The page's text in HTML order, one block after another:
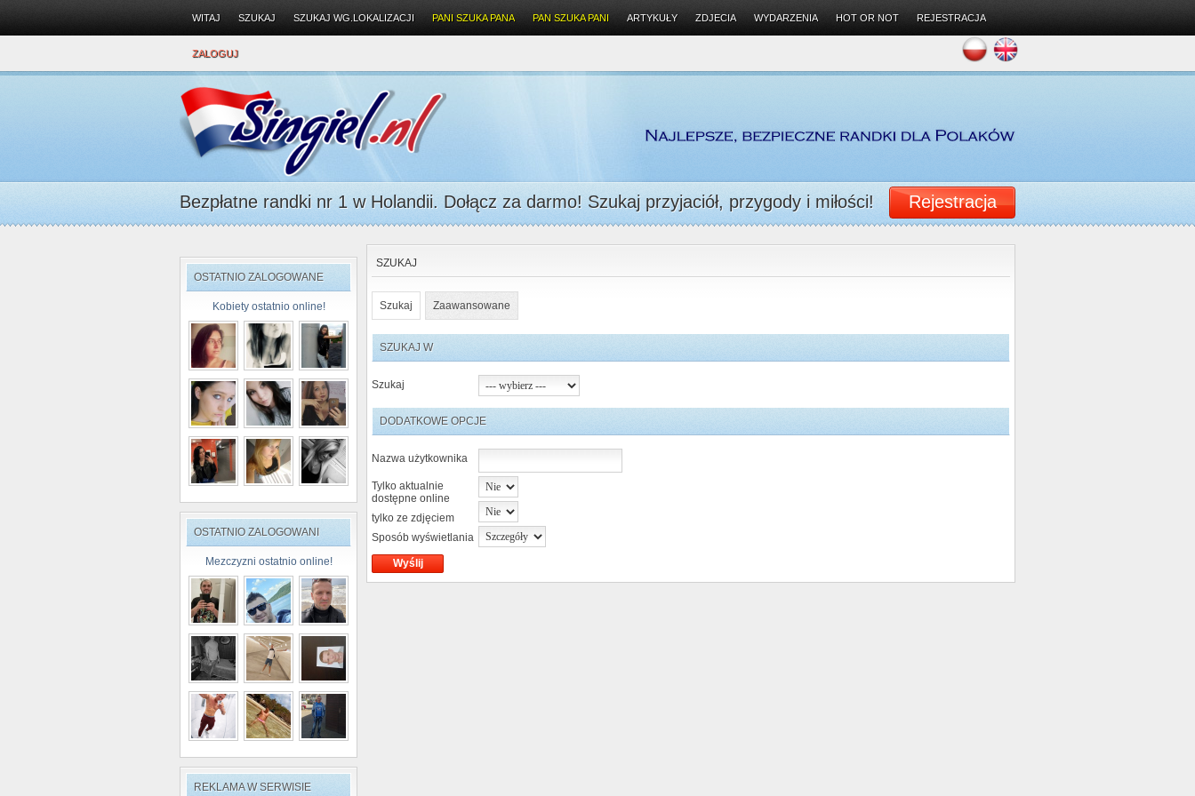
WITAJ SZUKAJ SZUKAJ WG.LOKALIZACJI PANI SZUKA PANA PAN SZUKA PANI ARTYKUŁY ZDJECIA WYDARZENIA HOT OR NOT REJESTRACJA
ZALOGUJ
Bezpłatne randki nr 1 w Holandii. Dołącz za darmo! Szukaj przyjaciół, przygody i miłości! Rejestracja
OSTATNIO ZALOGOWANE
Kobiety ostatnio online!
OSTATNIO ZALOGOWANI
Mezczyzni ostatnio online!
REKLAMA W SERWISIE
SZUKAJ
Szukaj Zaawansowane
SZUKAJ W
Szukaj
DODATKOWE OPCJE
Nazwa użytkownika
Tylko aktualnie
dostępne online
tylko ze zdjęciem
Sposób wyświetlania